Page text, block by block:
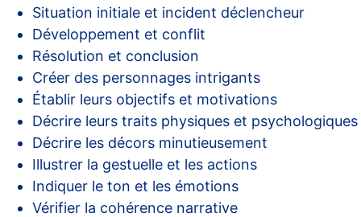
Situation initiale et incident déclencheur
Développement et conflit
Résolution et conclusion
Créer des personnages intrigants
Établir leurs objectifs et motivations
Décrire leurs traits physiques et psychologiques
Décrire les décors minutieusement
Illustrer la gestuelle et les actions
Indiquer le ton et les émotions
Vérifier la cohérence narrative